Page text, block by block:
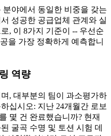
야에서 동일한 비중을 갖는
성공한 공급업체 관계와 실
, 이 8가지 기준이 -- 우선순
을 가장 정확하게 예측합니
역량
, 대부분의 팀이 과소평가하
십시오: 지난 24개월간 로보
몇 건 완료했습니까? 현재
굴곡 수명 및 토션 시험 데